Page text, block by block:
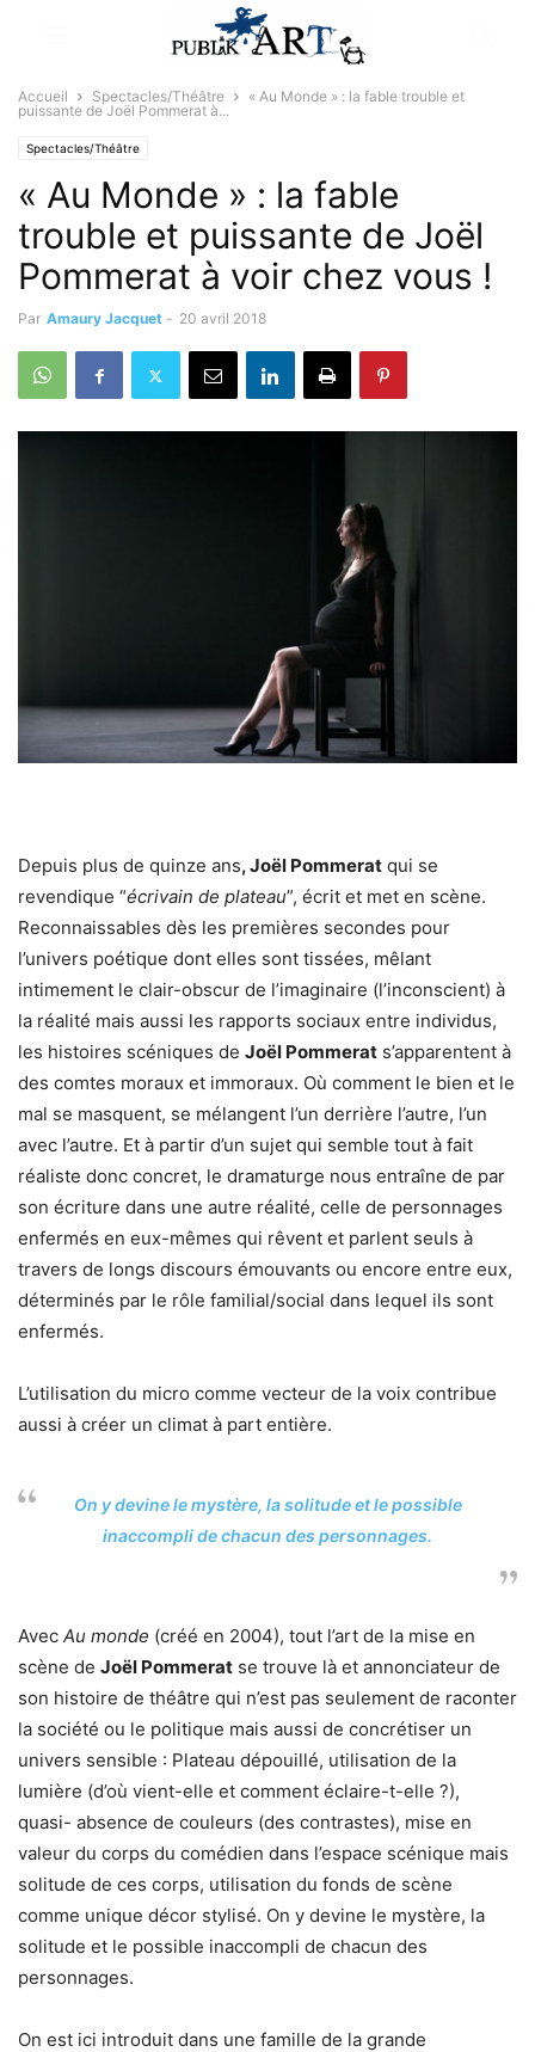
Accueil Spectacles/Théâtre
« Au Monde » : la fable trouble et
puissante de Joël Pommerat à...
Spectacles/Théâtre
« Au Monde » : la fable
trouble et puissante de Joël
Pommerat à voir chez vous !
Par Amaury Jacquet - 20 avril 2018
Depuis plus de quinze ans, Joël Pommerat qui se
revendique “écrivain de plateau”, écrit et met en scène.
Reconnaissables dès les premières secondes pour
l’univers poétique dont elles sont tissées, mêlant
intimement le clair-obscur de l’imaginaire (l’inconscient) à
la réalité mais aussi les rapports sociaux entre individus,
les histoires scéniques de Joël Pommerat s’apparentent à
des comtes moraux et immoraux. Où comment le bien et le
mal se masquent, se mélangent l’un derrière l’autre, l’un
avec l’autre. Et à partir d’un sujet qui semble tout à fait
réaliste donc concret, le dramaturge nous entraîne de par
son écriture dans une autre réalité, celle de personnages
enfermés en eux-mêmes qui rêvent et parlent seuls à
travers de longs discours émouvants ou encore entre eux,
déterminés par le rôle familial/social dans lequel ils sont
enfermés.
L’utilisation du micro comme vecteur de la voix contribue
aussi à créer un climat à part entière.
On y devine le mystère, la solitude et le possible
inaccompli de chacun des personnages.
Avec Au monde (créé en 2004), tout l’art de la mise en
scène de Joël Pommerat se trouve là et annonciateur de
son histoire de théâtre qui n’est pas seulement de raconter
la société ou le politique mais aussi de concrétiser un
univers sensible : Plateau dépouillé, utilisation de la
lumière (d’où vient-elle et comment éclaire-t-elle ?),
quasi- absence de couleurs (des contrastes), mise en
valeur du corps du comédien dans l’espace scénique mais
solitude de ces corps, utilisation du fonds de scène
comme unique décor stylisé. On y devine le mystère, la
solitude et le possible inaccompli de chacun des
personnages.
On est ici introduit dans une famille de la grande